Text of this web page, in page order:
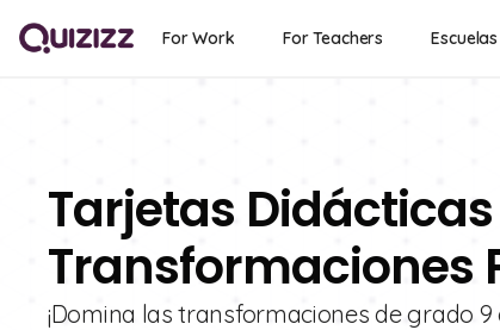
For Work For Teachers
Tarjetas Didácticas
Transformaciones
¡Domina las transformaciones de grado